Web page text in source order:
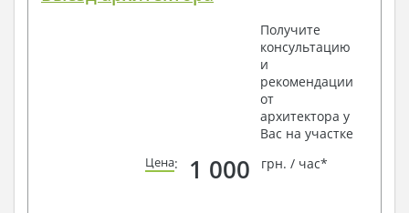
Получите
консультацию
и
рекомендации
от
архитектора у
Вас на участке
Цена: 1 000 грн. / час*